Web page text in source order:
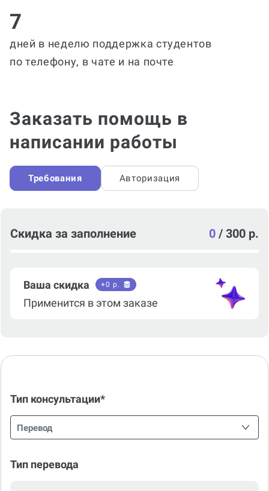
7
дней в неделю поддержка студентов
по телефону, в чате и на почте
Заказать помощь в
написании работы
Требования Авторизация
Скидка за заполнение 0 / 300 р.
Ваша скидка +0 р.
Применится в этом заказе
Тип консультации*
Перевод
Тип перевода